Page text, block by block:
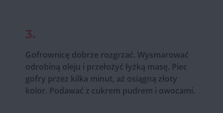
3.
Gofrownicę dobrze rozgrzać. Wysmarować
odrobiną oleju i przełożyć łyżką masę. Piec
gofry przez kilka minut, aż osiągną złoty
kolor. Podawać z cukrem pudrem i owocami.